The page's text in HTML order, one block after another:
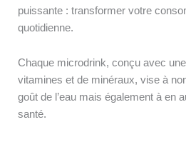
puissante : transformer votre
quotidienne.
Chaque microdrink, conçu avec
vitamines et de minéraux, vise à
goût de l’eau mais également à en
santé.